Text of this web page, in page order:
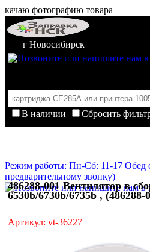
качаю фотографию товара
г Новосибирск
В наличии
Сбросить
Корзина
Режим работы: Пн-Сб: 11-17 Обед
предварительному звонку)
486288-001 Вентилятор в
6530b/6730b/6735b , (486288-
Артикул: vt-36227